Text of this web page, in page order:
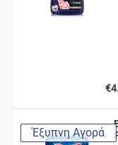
Έξυπνη Αγορά